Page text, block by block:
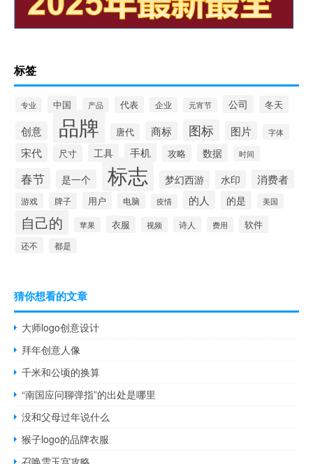
标签
专业 中国 产品 代表 企业 元宵节 公司 冬天
创意 品牌 唐代 商标 图标 图片 字体
宋代 尺寸 工具 手机 攻略 数据 时间
春节 是一个 标志 梦幻西游 水印 消费者
游戏 牌子 用户 电脑 疫情 的人 的是 美国
自己的 苹果 衣服 视频 诗人 费用 软件
还不 都是
猜你想看的文章
大师logo创意设计
拜年创意人像
千米和公顷的换算
“南国应问聊弹指”的出处是哪里
没和父母过年说什么
猴子logo的品牌衣服
召唤雪玉宫攻略